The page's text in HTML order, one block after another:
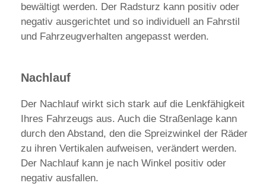
bewältigt werden. Der Radsturz kann positiv oder
negativ ausgerichtet und so individuell an Fahrstil
und Fahrzeugverhalten angepasst werden.
Nachlauf
Der Nachlauf wirkt sich stark auf die Lenkfähigkeit
Ihres Fahrzeugs aus. Auch die Straßenlage kann
durch den Abstand, den die Spreizwinkel der Räder
zu ihren Vertikalen aufweisen, verändert werden.
Der Nachlauf kann je nach Winkel positiv oder
negativ ausfallen.